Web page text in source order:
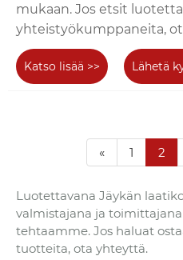
mukaan. Jos etsit
yhteistyökumppaneita,
Katso lisää >> Lähetä
« 1 2
Luotettavana Jäykän
valmistajana ja
tehtaamme. Jos haluat
tuotteita, ota yhteyttä.